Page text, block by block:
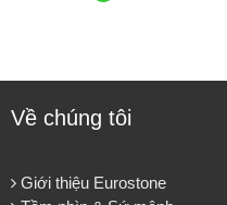
Về chúng tôi
Giới thiệu Eurostone